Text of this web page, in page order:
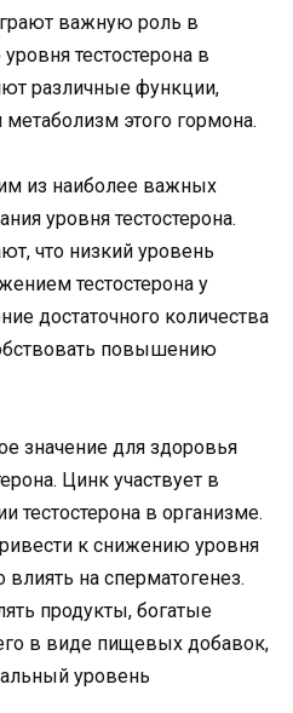
важную роль в
тестостерона в
различные функции,
этого гормона.
из наиболее важных
уровня тестостерона.
что низкий уровень
тестостерона у
достаточного количества
повышению
значение для здоровья
Цинк участвует в
тестостерона в организме.
к снижению уровня
влиять на сперматогенез.
продукты, богатые
в виде пищевых добавок,
уровень